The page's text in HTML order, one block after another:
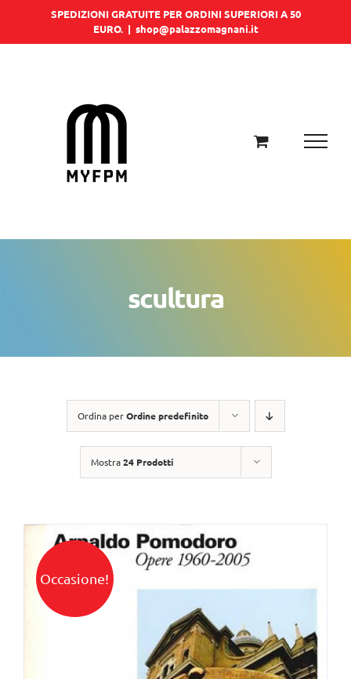
SPEDIZIONI GRATUITE PER ORDINI SUPERIORI A 50
EURO. | shop@palazzomagnani.it
scultura
Ordina perOrdine predefinito
Mostra24 Prodotti
Occasione!